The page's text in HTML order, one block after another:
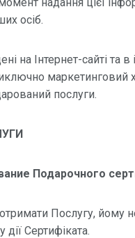
осіб.
на Інтернет-сайті та
маркетинговий
послуги.
Подарочного
Послугу, йому
дії Сертифіката.